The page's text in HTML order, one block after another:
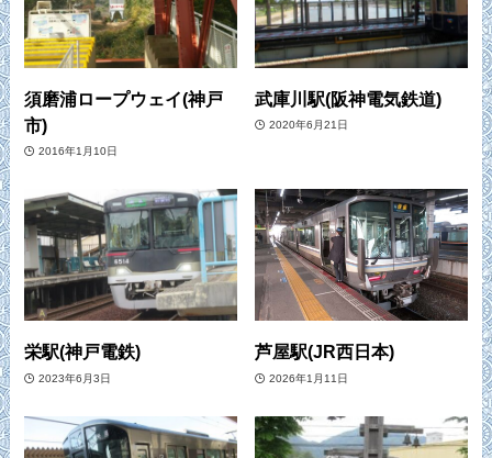
須磨浦ロープウェイ(神戸
市)
2016年1月10日
武庫川駅(阪神電気鉄道)
2020年6月21日
栄駅(神戸電鉄)
2023年6月3日
芦屋駅(JR西日本)
2026年1月11日